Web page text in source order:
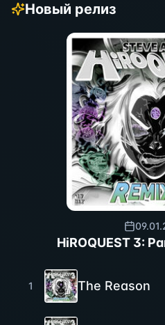
Новый релиз
HiROQUEST 3:
1 The Reason